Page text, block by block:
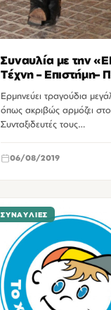
Συναυλία με την
Τέχνη – Επιστήμη–
Ταξίδι»)
Ερμηνεύει τραγούδια
όπως ακριβώς αρμόζει
Συνταξιδευτές τους…
06/08/2019
ΣΥΝΑΥΛΊΕΣ